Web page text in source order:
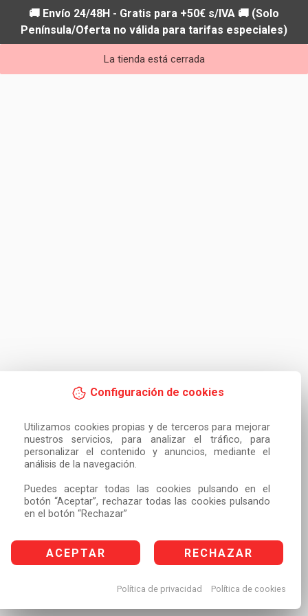
Configuración de cookies
Utilizamos cookies propias y de terceros para mejorar
nuestros servicios, para analizar el tráfico, para
personalizar el contenido y anuncios, mediante el
análisis de la navegación.
Puedes aceptar todas las cookies pulsando en el
botón “Aceptar”, rechazar todas las cookies pulsando
en el botón “Rechazar”
ACEPTAR RECHAZAR
Política de privacidad Política de cookies
🚚 Envío 24/48H - Gratis para +50€ s/IVA 🚚 (Solo
Península/Oferta no válida para tarifas especiales)
La tienda está cerrada